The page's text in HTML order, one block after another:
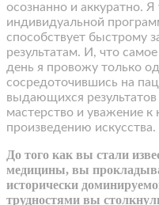
осознанно и аккуратно.
индивидуальной
способствует быстрому
результатам. И, что
день я провожу только
сосредоточившись на
выдающихся
мастерство и уважение
произведению искусства.
До того как вы стали
медицины, вы
исторически
трудностями вы